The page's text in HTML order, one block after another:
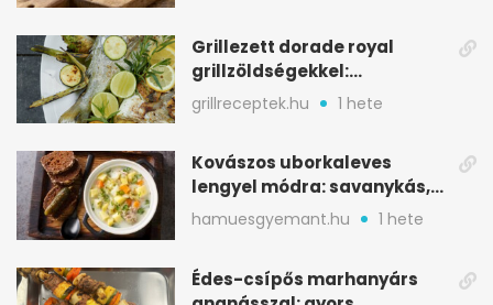
Grillezett dorade royal
grillzöldségekkel:
mediterrán ízek a rostélyról
grillreceptek.hu 1 hete
Kovászos uborkaleves
lengyel módra: savanykás,
kapros, meglepően
tartalmas
hamuesgyemant.hu 1 hete
Édes-csípős marhanyárs